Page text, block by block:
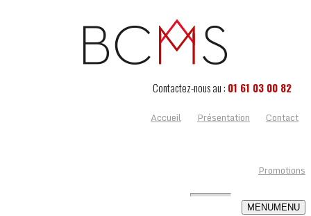
Contactez-nous au : 01 61 03 00 82
Accueil
Présentation Contact
Promotions
MENUMENU